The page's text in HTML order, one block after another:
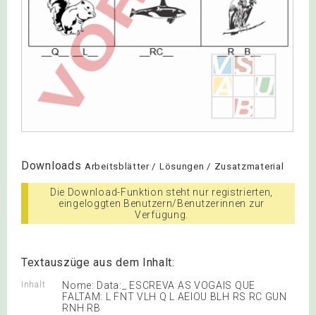
Downloads Arbeitsblätter / Lösungen / Zusatzmaterial
Die Download-Funktion steht nur registrierten,
eingeloggten Benutzern/Benutzerinnen zur
Verfügung.
Textauszüge aus dem Inhalt:
Inhalt
Nome: Data:_ ESCREVA AS VOGAIS QUE
FALTAM: L FNT VLH Q L AEIOU BLH RS RC GUN
RNH RB